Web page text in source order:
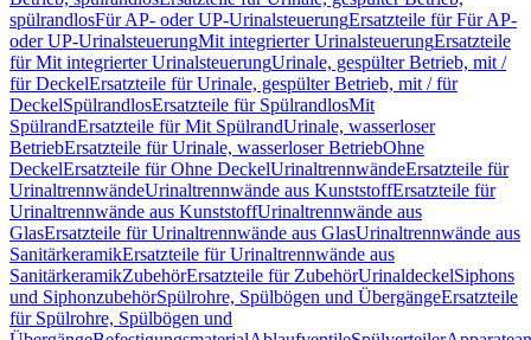
spülrandlosFür AP- oder UP-UrinalsteuerungErsatzteile für Für AP-
oder UP-UrinalsteuerungMit integrierter UrinalsteuerungErsatzteile
für Mit integrierter UrinalsteuerungUrinale, gespülter Betrieb, mit /
für DeckelErsatzteile für Urinale, gespülter Betrieb, mit / für
DeckelSpülrandlosErsatzteile für SpülrandlosMit
SpülrandErsatzteile für Mit SpülrandUrinale, wasserloser
BetriebErsatzteile für Urinale, wasserloser BetriebOhne
DeckelErsatzteile für Ohne DeckelUrinaltrennwändeErsatzteile für
UrinaltrennwändeUrinaltrennwände aus KunststoffErsatzteile für
Urinaltrennwände aus KunststoffUrinaltrennwände aus
GlasErsatzteile für Urinaltrennwände aus GlasUrinaltrennwände aus
SanitärkeramikErsatzteile für Urinaltrennwände aus
SanitärkeramikZubehörErsatzteile für ZubehörUrinaldeckelSiphons
und SiphonzubehörSpülrohre, Spülbögen und ÜbergängeErsatzteile
für Spülrohre, Spülbögen und